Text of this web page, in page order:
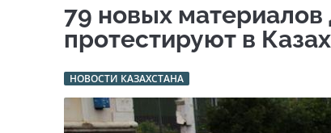
79 новых
протестируют в
НОВОСТИ КАЗАХСТАНА